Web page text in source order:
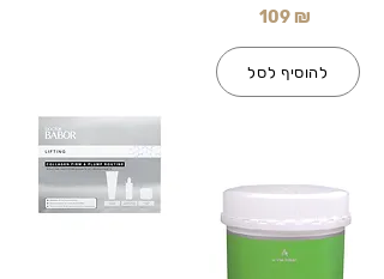
109 ₪
להוסיף לסל